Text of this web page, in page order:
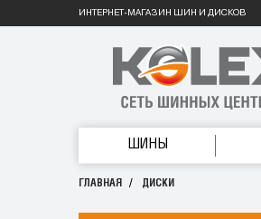
ИНТЕРНЕТ-МАГАЗИН ШИН И ДИСКОВ
ШИНЫ
ГЛАВНАЯ ДИСКИ